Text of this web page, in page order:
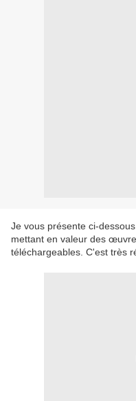
Je vous présente ci-
mettant en valeur des
téléchargeables. C'est très